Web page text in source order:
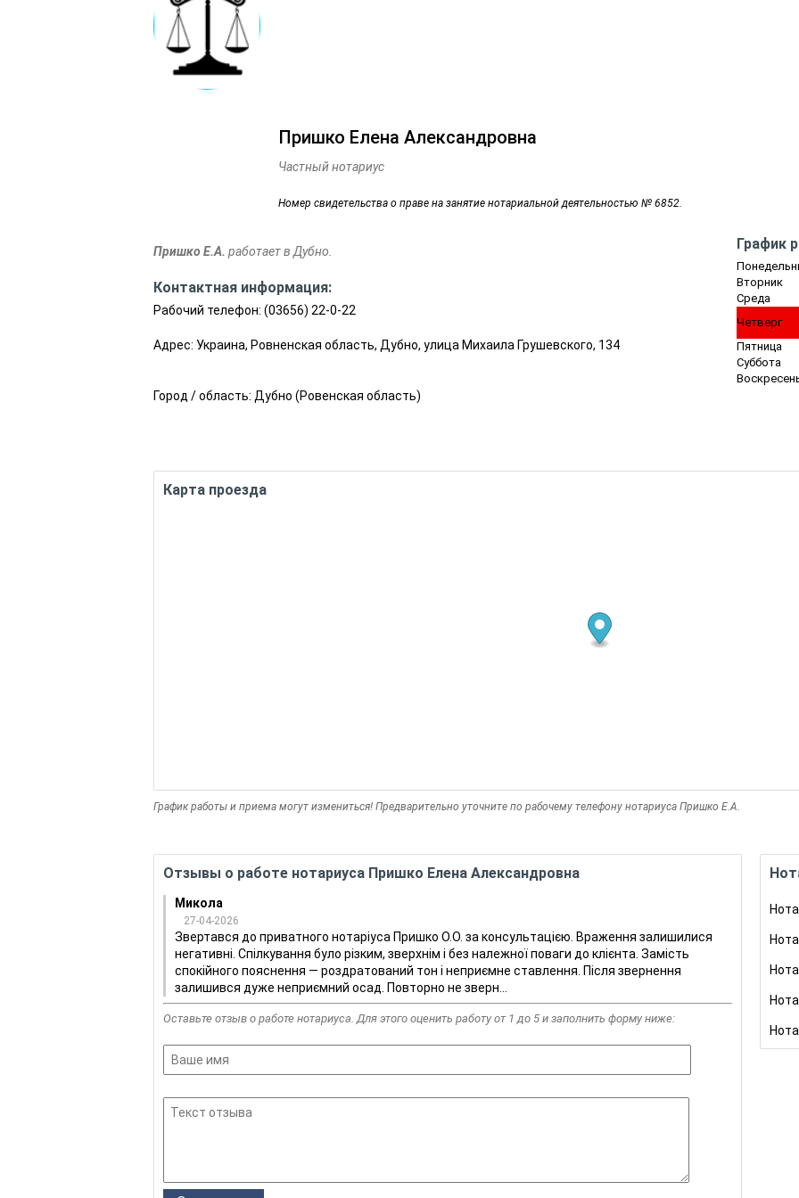
Пришко Елена Александровна
Частный нотариус
Номер свидетельства о праве на занятие нотариальной деятельностью № 6852.
Пришко Е.А. работает в Дубно.
Контактная информация:
Рабочий телефон: (03656) 22-0-22
Адрес: Украина, Ровненская область, Дубно, улица Михаила Грушевского, 134
Город / область: Дубно (Ровенская область)
График
Вторник
Среда
Четверг
Пятница
Суббота
Карта проезда
График работы и приема могут измениться! Предварительно уточните по рабочему телефону нотариуса Пришко Е.А.
Отзывы о работе нотариуса Пришко Елена Александровна
Микола
27-04-2026
Звертався до приватного нотаріуса Пришко О.О. за консультацією. Враження залишилися
негативні. Спілкування було різким, зверхнім і без належної поваги до клієнта. Замість
спокійного пояснення — роздратований тон і неприємне ставлення. Після звернення
залишився дуже неприємний осад. Повторно не зверн
Оставьте отзыв о работе нотариуса. Для этого оценить работу от 1 до 5 и заполнить форму ниже: